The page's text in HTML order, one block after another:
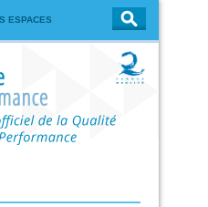
ESPACES